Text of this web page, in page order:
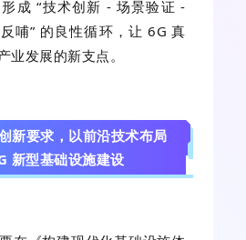
成 “技术创新 - 场景验证 -
哺” 的良性循环，让 6G 真
业发展的新支点。
新要求，以前沿技术布局
新型基础设施建设